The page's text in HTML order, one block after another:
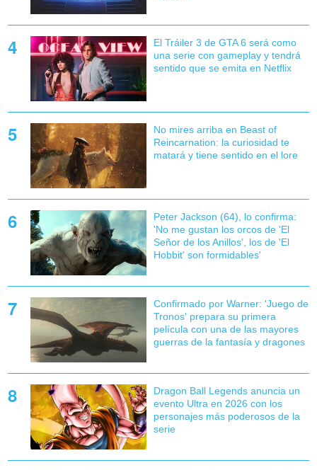
El Tráiler 3 de GTA 6 será como
una serie con gameplay y tendrá
sentido que se emita en Netflix
No mires arriba en Beast of
Reincarnation: la curiosidad te
matará y tiene sentido en el lore
Peter Jackson (64), lo confirma:
'No me gustan los orcos de 'El
Señor de los Anillos', los de 'El
Hobbit' son formidables'
Confirmado por Warner: 'Juego de
Tronos' prepara su primera
película con una de las mayores
guerras de la fantasía y dragones
Dragon Ball Legends anuncia un
evento Ultra en 2026 con los
personajes más poderosos de la
serie